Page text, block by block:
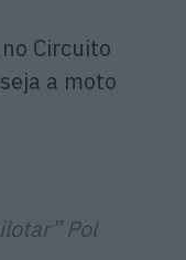
Circuito
a moto
Pol